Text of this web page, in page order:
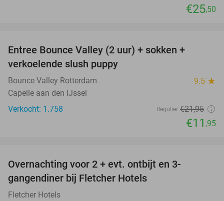
€25,50
Entree Bounce Valley (2 uur) + sokken +
verkoelende slush puppy
Bounce Valley Rotterdam 9.5 star
Capelle aan den IJssel
Verkocht: 1.758
Regulier €21,95
€11 ,95
Overnachting voor 2 + evt. ontbijt en 3-
gangendiner bij Fletcher Hotels
Fletcher Hotels